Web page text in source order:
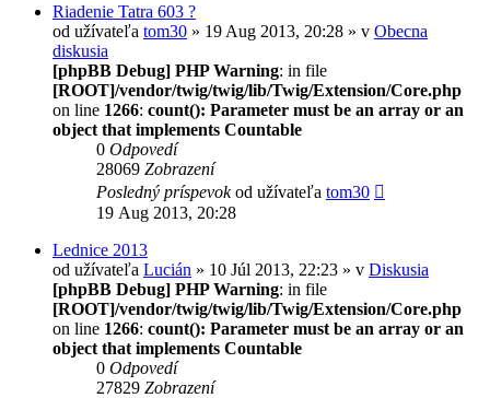
Riadenie Tatra 603 ?
od užívateľa tom30 » 19 Aug 2013, 20:28 » v Obecna
diskusia
[phpBB Debug] PHP Warning: in file
[ROOT]/vendor/twig/twig/lib/Twig/Extension/Core.php
on line 1266: count(): Parameter must be an array or an
object that implements Countable
0 Odpovedí
28069 Zobrazení
Posledný príspevokod užívateľa tom30
19 Aug 2013, 20:28
Lednice 2013
od užívateľa Lucián » 10 Júl 2013, 22:23 » v Diskusia
[phpBB Debug] PHP Warning: in file
[ROOT]/vendor/twig/twig/lib/Twig/Extension/Core.php
on line 1266: count(): Parameter must be an array or an
object that implements Countable
0 Odpovedí
27829 Zobrazení